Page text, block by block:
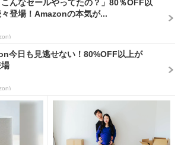
こんなセールやってたの？」80％OFF以
々登場！Amazonの本気が...
今日も見逃せない！80%OFF以上が